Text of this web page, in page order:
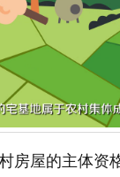
房屋的主体资